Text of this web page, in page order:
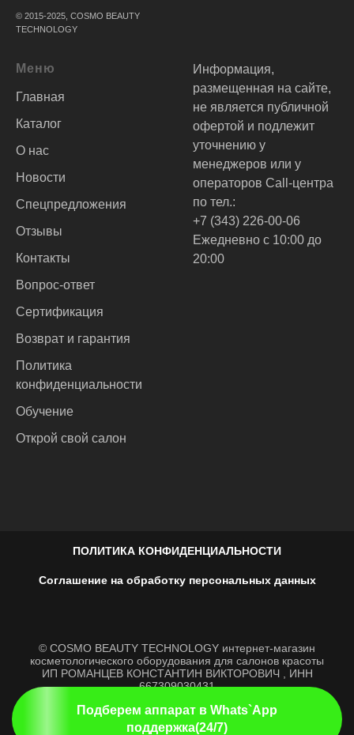
© 2015-2025, COSMO BEAUTY
TECHNOLOGY
Меню
Главная
Каталог
О нас
Новости
Спецпредложения
Отзывы
Контакты
Вопрос-ответ
Сертификация
Возврат и гарантия
Политика
конфиденциальности
Обучение
Открой свой салон
Информация,
размещенная на сайте,
не является публичной
офертой и подлежит
уточнению у
менеджеров или у
операторов Call-центра
по тел.:
+7 (343) 226-00-06
Ежедневно с 10:00 до
20:00
ПОЛИТИКА КОНФИДЕНЦИАЛЬНОСТИ
Соглашение на обработку персональных данных
© COSMO BEAUTY TECHNOLOGY интернет-магазин
косметологического оборудования для салонов красоты
ИП РОМАНЦЕВ КОНСТАНТИН ВИКТОРОВИЧ , ИНН
667309030431
Ежедневно, с 9:00 по 21:00
© 2023-2024гг. Все права защищены. Не является публичной
Подберем аппарат в Whats`App
поддержка(24/7)